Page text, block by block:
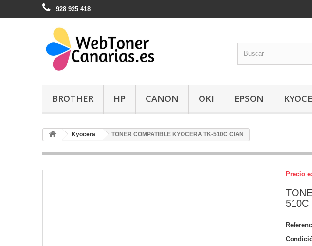
928 925 418
BROTHER HP CANON OKI EPSON
Kyocera TONER COMPATIBLE KYOCERA TK-510C CIAN
Precio
510C